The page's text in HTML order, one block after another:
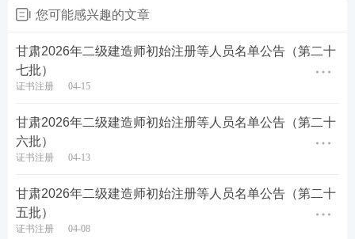
您可能感兴趣的文章
甘肃2026年二级建造师初始注册等人员名单公告（第二十
七批）
证书注册 04-15
甘肃2026年二级建造师初始注册等人员名单公告（第二十
六批）
证书注册 04-13
甘肃2026年二级建造师初始注册等人员名单公告（第二十
五批）
证书注册 04-08